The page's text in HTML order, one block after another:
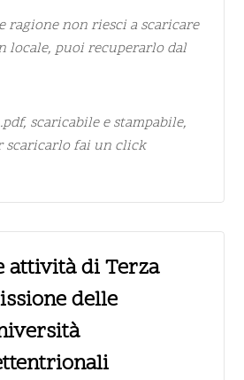
ragione non riesci a scaricare
locale, puoi recuperarlodal
.pdf, scaricabile e stampabile,
scaricarlo fai un click
attività di Terza
delle